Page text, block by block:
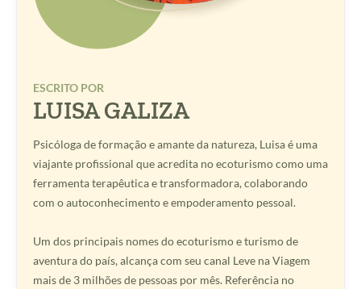
ESCRITO POR
LUISA GALIZA
Psicóloga de formação e amante da natureza, Luisa é uma
viajante profissional que acredita no ecoturismo como uma
ferramenta terapêutica e transformadora, colaborando
com o autoconhecimento e empoderamento pessoal.
Um dos principais nomes do ecoturismo e turismo de
aventura do país, alcança com seu canal Leve na Viagem
mais de 3 milhões de pessoas por mês. Referência no